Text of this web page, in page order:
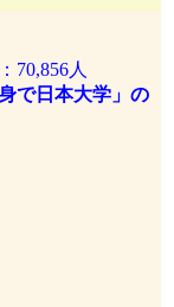
70,856人
で日本大学」の